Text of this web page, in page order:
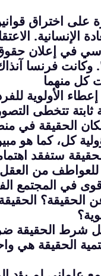
على اختراق
في
فرنسا
كل منهما
الأولوية
تتخطى
الحقيقة في
كل، كما هو
للعواطف من
أقوى في المجتمع
الحقيقة؟
الحقيقة هي